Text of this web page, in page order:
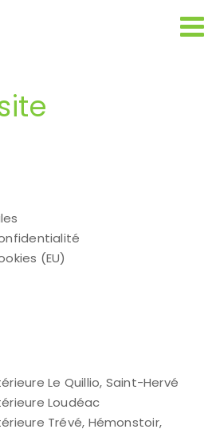
(EU)
Le Quillio, Saint-Hervé
Loudéac
Trévé, Hémonstoir,